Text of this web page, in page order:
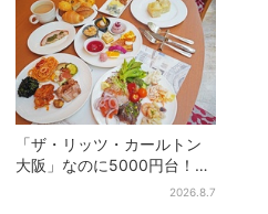
「ザ・リッツ・カールトン
大阪」なのに5000円台！肉
料理、スイーツ、パンまで…
2026.8.7